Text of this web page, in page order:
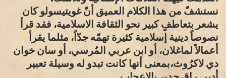
نستشفّ من هذا الكلام العميق أنّ غويتيسولو كان
يشعر بتعاطفٍ كبير نحو الثقافة الاسلامية، فقد قرأ
نصوصاً دينية إسلامية كثيرة تهمّه جدّاً، مثلما يقرأ
أعمالاً لماغلان، أو ابن عربي المُرسي، أو سان خوان
دي لاكرُوث،بمعنى أنها كانت تبدو له وسيلة تعبير